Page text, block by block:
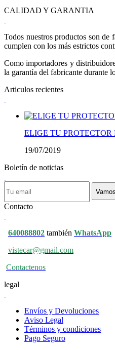
CALIDAD Y GARANTIA
Todos nuestros productos son
cumplen con los más estrictos
Como importadores y
la garantía del fabricante durante
Articulos recientes
ELIGE TU
19/07/2019
Boletín de noticias
Contacto
640088802 también WhatsApp
vistecar@gmail.com
Contactenos
legal
Envíos y Devoluciones
Aviso Legal
Términos y condiciones
Pago Seguro